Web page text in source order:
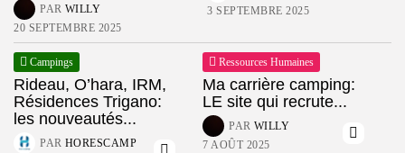
PAR WILLY
20 SEPTEMBRE 2025
3 SEPTEMBRE 2025
Campings
Rideau, O’hara, IRM,
Résidences Trigano:
les nouveautés...
PAR HORESCAMP
Ressources Humaines
Ma carrière camping:
LE site qui recrute...
PAR WILLY
7 AOÛT 2025